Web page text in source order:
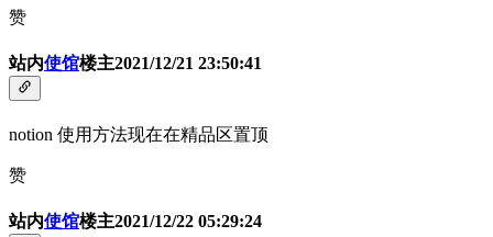
赞
站内使馆楼主2021/12/21 23:50:41
notion 使用方法现在在精品区置顶
赞
站内使馆楼主2021/12/22 05:29:24